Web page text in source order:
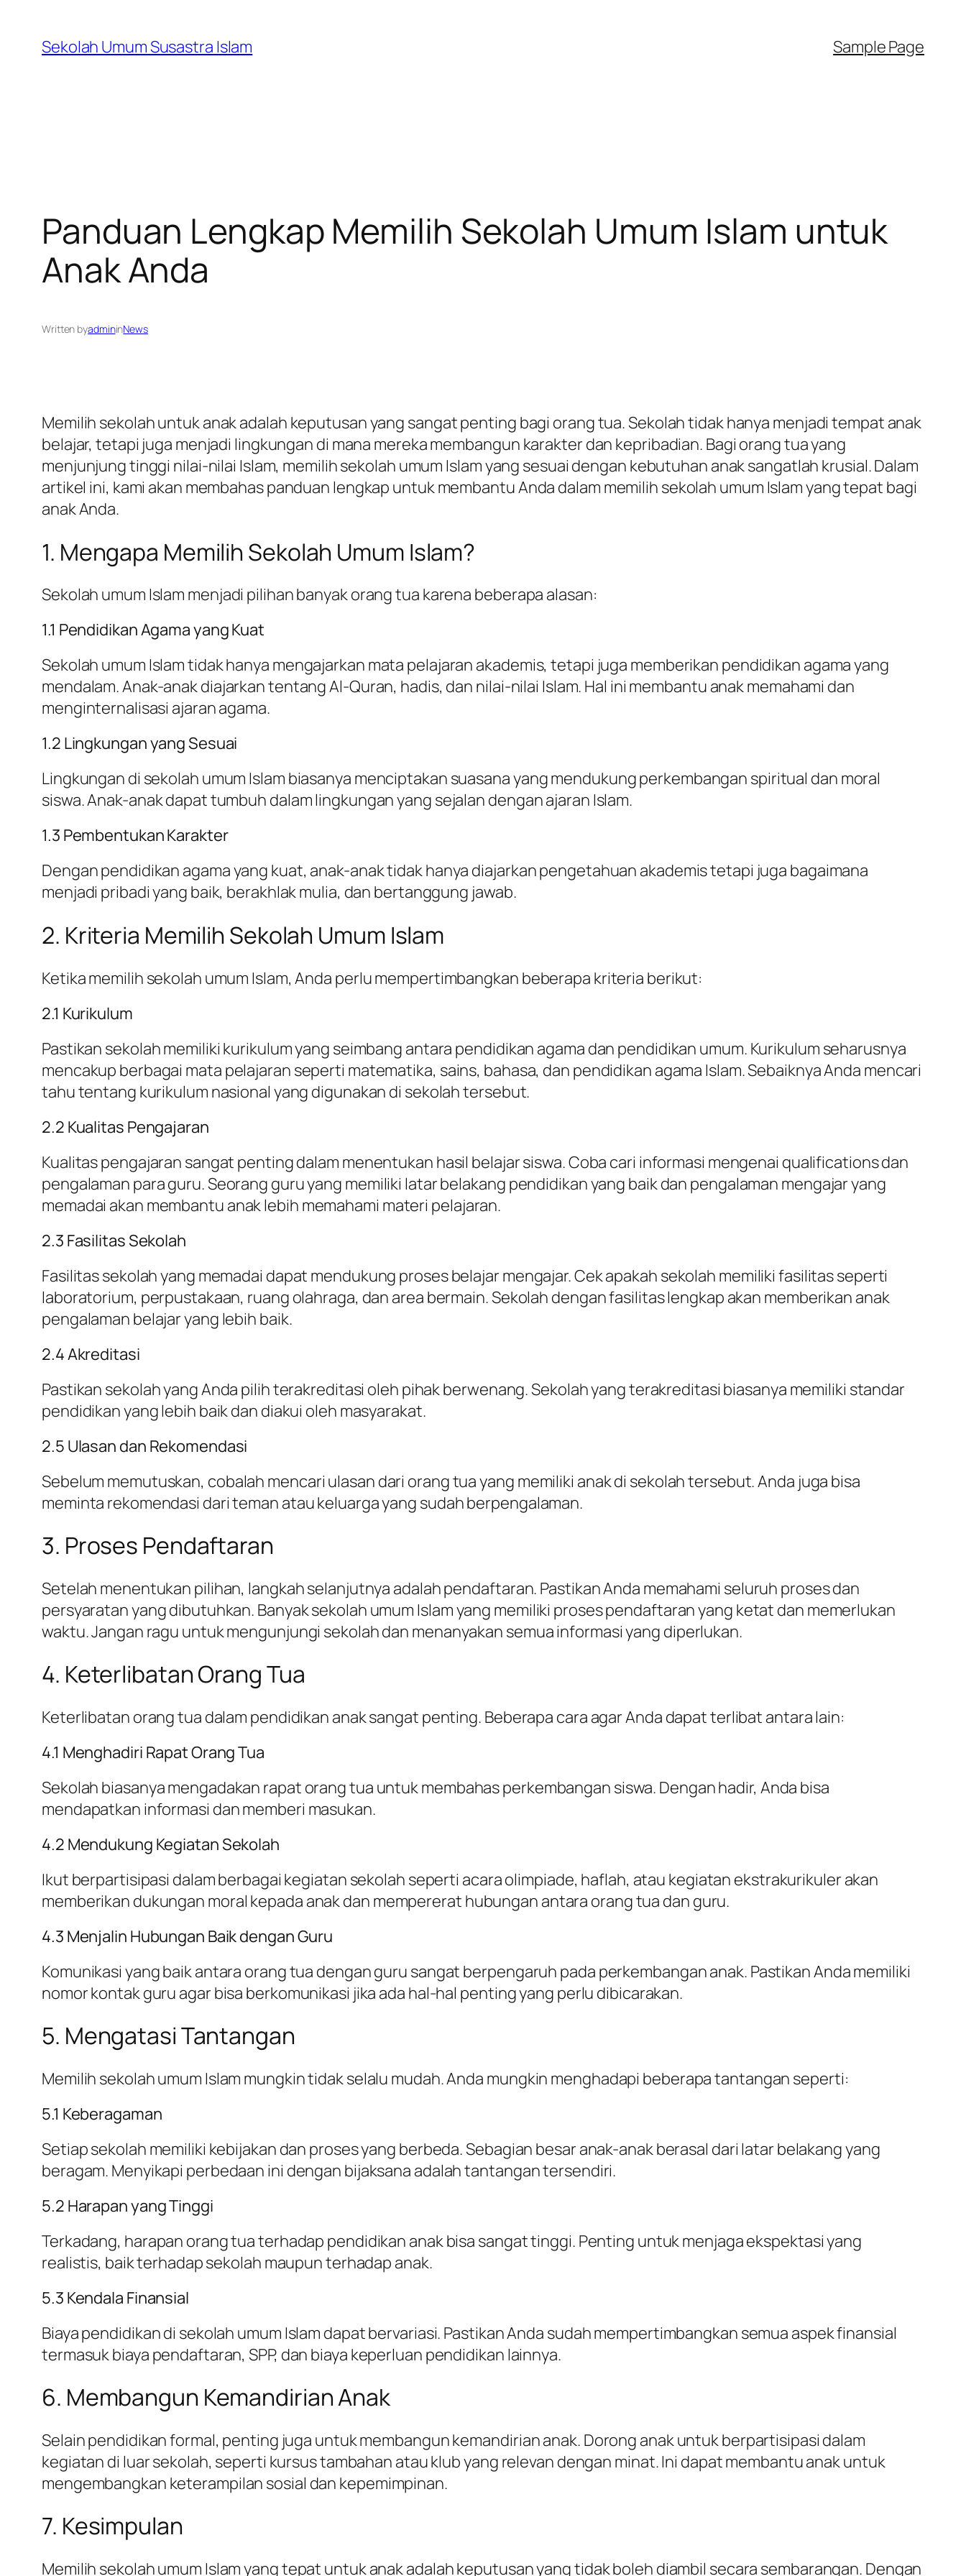
content
Sekolah Umum Susastra Islam Sample Page
Panduan Lengkap Memilih Sekolah Umum Islam untuk
Anak Anda
Written byadmininNews
Memilih sekolah untuk anak adalah keputusan yang sangat penting bagi orang tua. Sekolah tidak hanya menjadi tempat anak
belajar, tetapi juga menjadi lingkungan di mana mereka membangun karakter dan kepribadian. Bagi orang tua yang
menjunjung tinggi nilai-nilai Islam, memilih sekolah umum Islam yang sesuai dengan kebutuhan anak sangatlah krusial. Dalam
artikel ini, kami akan membahas panduan lengkap untuk membantu Anda dalam memilih sekolah umum Islam yang tepat bagi
anak Anda.
1. Mengapa Memilih Sekolah Umum Islam?
Sekolah umum Islam menjadi pilihan banyak orang tua karena beberapa alasan:
1.1 Pendidikan Agama yang Kuat
Sekolah umum Islam tidak hanya mengajarkan mata pelajaran akademis, tetapi juga memberikan pendidikan agama yang
mendalam. Anak-anak diajarkan tentang Al-Quran, hadis, dan nilai-nilai Islam. Hal ini membantu anak memahami dan
menginternalisasi ajaran agama.
1.2 Lingkungan yang Sesuai
Lingkungan di sekolah umum Islam biasanya menciptakan suasana yang mendukung perkembangan spiritual dan moral
siswa. Anak-anak dapat tumbuh dalam lingkungan yang sejalan dengan ajaran Islam.
1.3 Pembentukan Karakter
Dengan pendidikan agama yang kuat, anak-anak tidak hanya diajarkan pengetahuan akademis tetapi juga bagaimana
menjadi pribadi yang baik, berakhlak mulia, dan bertanggung jawab.
2. Kriteria Memilih Sekolah Umum Islam
Ketika memilih sekolah umum Islam, Anda perlu mempertimbangkan beberapa kriteria berikut:
2.1 Kurikulum
Pastikan sekolah memiliki kurikulum yang seimbang antara pendidikan agama dan pendidikan umum. Kurikulum seharusnya
mencakup berbagai mata pelajaran seperti matematika, sains, bahasa, dan pendidikan agama Islam. Sebaiknya Anda mencari
tahu tentang kurikulum nasional yang digunakan di sekolah tersebut.
2.2 Kualitas Pengajaran
Kualitas pengajaran sangat penting dalam menentukan hasil belajar siswa. Coba cari informasi mengenai qualifications dan
pengalaman para guru. Seorang guru yang memiliki latar belakang pendidikan yang baik dan pengalaman mengajar yang
memadai akan membantu anak lebih memahami materi pelajaran.
2.3 Fasilitas Sekolah
Fasilitas sekolah yang memadai dapat mendukung proses belajar mengajar. Cek apakah sekolah memiliki fasilitas seperti
laboratorium, perpustakaan, ruang olahraga, dan area bermain. Sekolah dengan fasilitas lengkap akan memberikan anak
pengalaman belajar yang lebih baik.
2.4 Akreditasi
Pastikan sekolah yang Anda pilih terakreditasi oleh pihak berwenang. Sekolah yang terakreditasi biasanya memiliki standar
pendidikan yang lebih baik dan diakui oleh masyarakat.
2.5 Ulasan dan Rekomendasi
Sebelum memutuskan, cobalah mencari ulasan dari orang tua yang memiliki anak di sekolah tersebut. Anda juga bisa
meminta rekomendasi dari teman atau keluarga yang sudah berpengalaman.
3. Proses Pendaftaran
Setelah menentukan pilihan, langkah selanjutnya adalah pendaftaran. Pastikan Anda memahami seluruh proses dan
persyaratan yang dibutuhkan. Banyak sekolah umum Islam yang memiliki proses pendaftaran yang ketat dan memerlukan
waktu. Jangan ragu untuk mengunjungi sekolah dan menanyakan semua informasi yang diperlukan.
4. Keterlibatan Orang Tua
Keterlibatan orang tua dalam pendidikan anak sangat penting. Beberapa cara agar Anda dapat terlibat antara lain:
4.1 Menghadiri Rapat Orang Tua
Sekolah biasanya mengadakan rapat orang tua untuk membahas perkembangan siswa. Dengan hadir, Anda bisa
mendapatkan informasi dan memberi masukan.
4.2 Mendukung Kegiatan Sekolah
Ikut berpartisipasi dalam berbagai kegiatan sekolah seperti acara olimpiade, haflah, atau kegiatan ekstrakurikuler akan
memberikan dukungan moral kepada anak dan mempererat hubungan antara orang tua dan guru.
4.3 Menjalin Hubungan Baik dengan Guru
Komunikasi yang baik antara orang tua dengan guru sangat berpengaruh pada perkembangan anak. Pastikan Anda memiliki
nomor kontak guru agar bisa berkomunikasi jika ada hal-hal penting yang perlu dibicarakan.
5. Mengatasi Tantangan
Memilih sekolah umum Islam mungkin tidak selalu mudah. Anda mungkin menghadapi beberapa tantangan seperti:
5.1 Keberagaman
Setiap sekolah memiliki kebijakan dan proses yang berbeda. Sebagian besar anak-anak berasal dari latar belakang yang
beragam. Menyikapi perbedaan ini dengan bijaksana adalah tantangan tersendiri.
5.2 Harapan yang Tinggi
Terkadang, harapan orang tua terhadap pendidikan anak bisa sangat tinggi. Penting untuk menjaga ekspektasi yang
realistis, baik terhadap sekolah maupun terhadap anak.
5.3 Kendala Finansial
Biaya pendidikan di sekolah umum Islam dapat bervariasi. Pastikan Anda sudah mempertimbangkan semua aspek finansial
termasuk biaya pendaftaran, SPP, dan biaya keperluan pendidikan lainnya.
6. Membangun Kemandirian Anak
Selain pendidikan formal, penting juga untuk membangun kemandirian anak. Dorong anak untuk berpartisipasi dalam
kegiatan di luar sekolah, seperti kursus tambahan atau klub yang relevan dengan minat. Ini dapat membantu anak untuk
mengembangkan keterampilan sosial dan kepemimpinan.
7. Kesimpulan
Memilih sekolah umum Islam yang tepat untuk anak adalah keputusan yang tidak boleh diambil secara sembarangan. Dengan